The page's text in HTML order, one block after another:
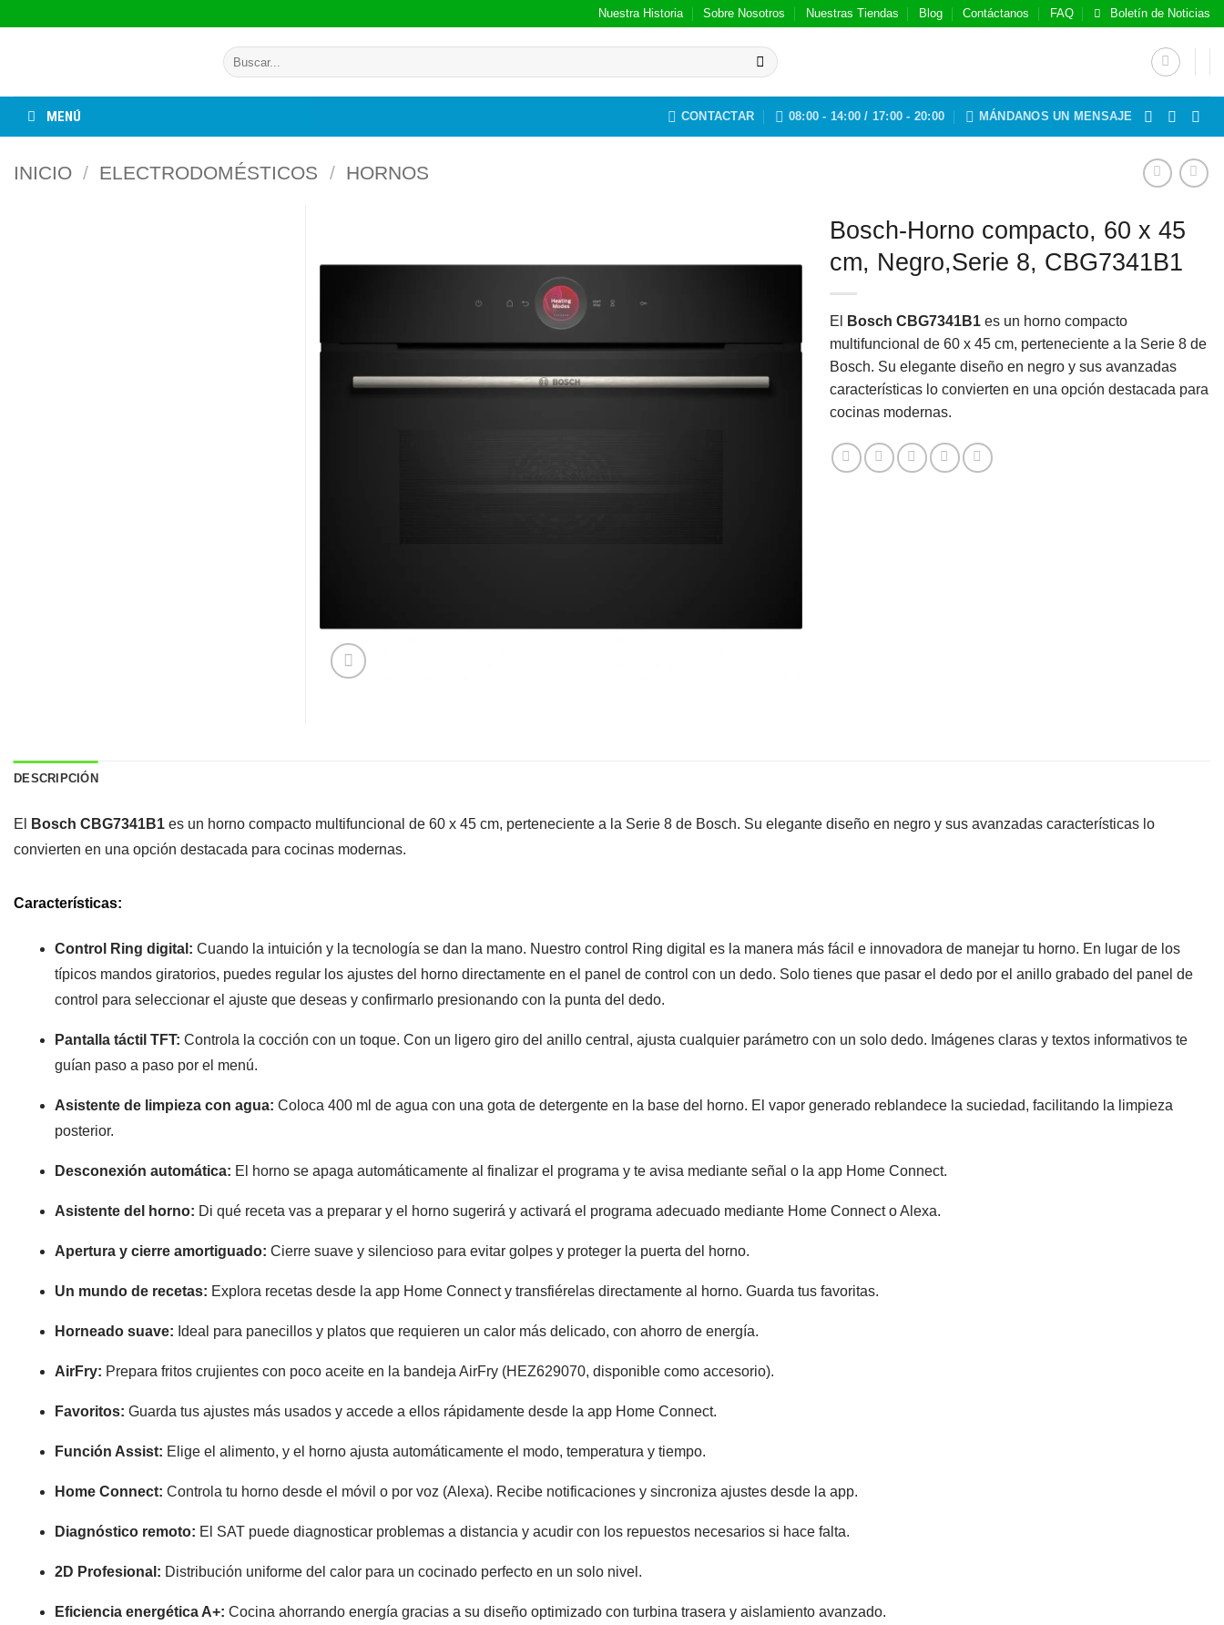
Nuestra Historia Sobre Nosotros Nuestras Tiendas Blog Contáctanos FAQ Boletín de Noticias
Buscar
por:
MENÚ CONTACTAR 08:00 - 14:00 / 17:00 - 20:00 MÁNDANOS UN MENSAJE
INICIO / ELECTRODOMÉSTICOS / HORNOS
Bosch-Horno compacto, 60 x 45
cm, Negro,Serie 8, CBG7341B1
El Bosch CBG7341B1 es un horno compacto
multifuncional de 60 x 45 cm, perteneciente a la Serie 8 de
Bosch. Su elegante diseño en negro y sus avanzadas
características lo convierten en una opción destacada para
cocinas modernas.
DESCRIPCIÓN
El Bosch CBG7341B1 es un horno compacto multifuncional de 60 x 45 cm, perteneciente a la Serie 8 de Bosch. Su elegante diseño en negro y sus avanzadas características lo
convierten en una opción destacada para cocinas modernas.
Características:
Control Ring digital: Cuando la intuición y la tecnología se dan la mano. Nuestro control Ring digital es la manera más fácil e innovadora de manejar tu horno. En lugar de los
típicos mandos giratorios, puedes regular los ajustes del horno directamente en el panel de control con un dedo. Solo tienes que pasar el dedo por el anillo grabado del panel de
control para seleccionar el ajuste que deseas y confirmarlo presionando con la punta del dedo.
Pantalla táctil TFT: Controla la cocción con un toque. Con un ligero giro del anillo central, ajusta cualquier parámetro con un solo dedo. Imágenes claras y textos informativos te
guían paso a paso por el menú.
Asistente de limpieza con agua: Coloca 400 ml de agua con una gota de detergente en la base del horno. El vapor generado reblandece la suciedad, facilitando la limpieza
posterior.
Desconexión automática: El horno se apaga automáticamente al finalizar el programa y te avisa mediante señal o la app Home Connect.
Asistente del horno: Di qué receta vas a preparar y el horno sugerirá y activará el programa adecuado mediante Home Connect o Alexa.
Apertura y cierre amortiguado: Cierre suave y silencioso para evitar golpes y proteger la puerta del horno.
Un mundo de recetas: Explora recetas desde la app Home Connect y transfiérelas directamente al horno. Guarda tus favoritas.
Horneado suave: Ideal para panecillos y platos que requieren un calor más delicado, con ahorro de energía.
AirFry: Prepara fritos crujientes con poco aceite en la bandeja AirFry (HEZ629070, disponible como accesorio).
Favoritos: Guarda tus ajustes más usados y accede a ellos rápidamente desde la app Home Connect.
Función Assist: Elige el alimento, y el horno ajusta automáticamente el modo, temperatura y tiempo.
Home Connect: Controla tu horno desde el móvil o por voz (Alexa). Recibe notificaciones y sincroniza ajustes desde la app.
Diagnóstico remoto: El SAT puede diagnosticar problemas a distancia y acudir con los repuestos necesarios si hace falta.
2D Profesional: Distribución uniforme del calor para un cocinado perfecto en un solo nivel.
Eficiencia energética A+: Cocina ahorrando energía gracias a su diseño optimizado con turbina trasera y aislamiento avanzado.